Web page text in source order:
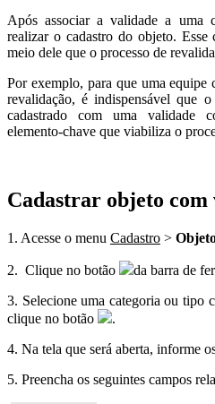
Após associar a validade a uma
realizar o cadastro do objeto. Esse
meio dele que o processo de
Por exemplo, para que uma equipe
revalidação, é indispensável que
cadastrado com uma validade
elemento-chave que viabiliza o
Cadastrar objeto com
1. Acesse o menu Cadastro >
2. Clique no botão
da barra de
3. Selecione uma categoria ou tipo
clique no botão
.
4. Na tela que será aberta, informe
5. Preencha os seguintes campos